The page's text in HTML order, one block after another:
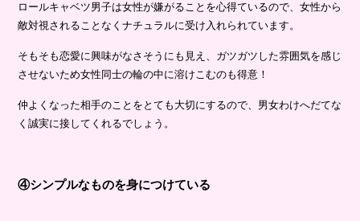
ロールキャベツ男子は女性が嫌がることを心得ているので、女性から
敵対視されることなくナチュラルに受け入れられています。
そもそも恋愛に興味がなさそうにも見え、ガツガツした雰囲気を感じ
させないため女性同士の輪の中に溶けこむのも得意！
仲よくなった相手のことをとても大切にするので、男女わけへだてな
く誠実に接してくれるでしょう。
④シンプルなものを身につけている